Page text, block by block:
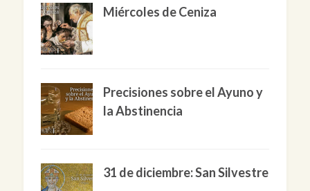
Miércoles de Ceniza
Precisiones sobre el Ayuno y
la Abstinencia
31 de diciembre: San Silvestre